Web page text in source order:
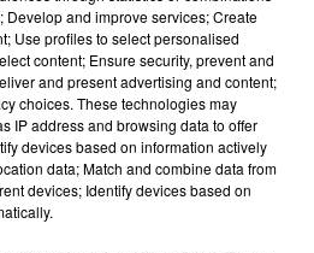
graves de la circulation.
de sensibilisation se
heures en présence de
de cabinet du préfet de
chef de projet sécurité
qui illustre la volonté des
Develop and improve services; Create
Use profiles to select personalised
content; Ensure security, prevent and
and present advertising and content;
choices. These technologies may
IP address and browsing data to offer
devices based on information actively
data; Match and combine data from
devices; Identify devices based on